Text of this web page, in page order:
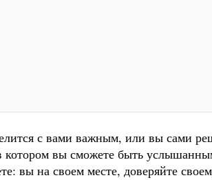
с вами важным, или вы сами
котором вы сможете быть
вы на своем месте, доверяйте